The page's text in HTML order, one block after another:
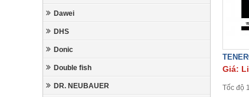
Dawei
DHS
Donic
Double fish
DR. NEUBAUER
Giá:
Tốc độ